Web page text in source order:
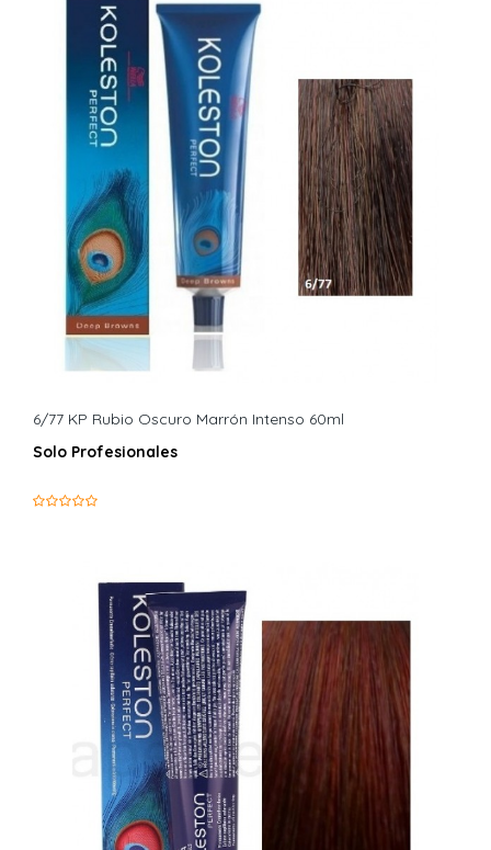
6/77 KP Rubio Oscuro Marrón Intenso 60ml
Solo Profesionales